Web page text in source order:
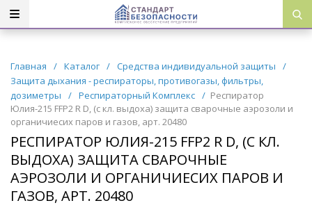
Главная / Каталог / Средства индивидуальной защиты
/
Защита дыхания - респираторы, противогазы, фильтры,
дозиметры
/ Респираторный Комплекс / Респиратор
Юлия-215 FFP2 R D, (с кл. выдоха) защита сварочные аэрозоли и
органичиесих паров и газов, арт. 20480
РЕСПИРАТОР ЮЛИЯ-215 FFP2 R D, (С КЛ.
ВЫДОХА) ЗАЩИТА СВАРОЧНЫЕ
АЭРОЗОЛИ И ОРГАНИЧИЕСИХ ПАРОВ И
ГАЗОВ, АРТ. 20480